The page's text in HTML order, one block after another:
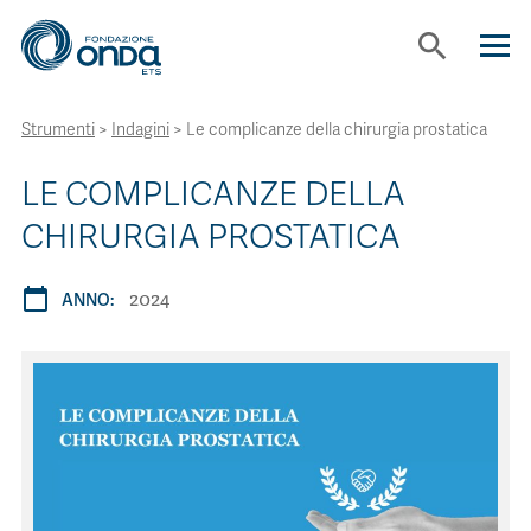
search
CHI SIAMO
STRUMENTI
PROGETTI
BOLLINI
Strumenti > Indagini > Le complicanze della chirurgia prostatica
LE COMPLICANZE DELLA
CHIRURGIA PROSTATICA
calendar_today ANNO: 2024